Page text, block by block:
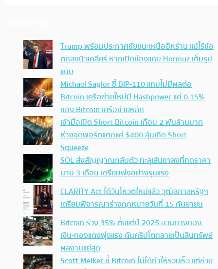
Trump พร้อมประกาศชัยชนะเหนืออิหร่าน แม้ไร้ข้อ
ตกลงนิวเคลียร์ หากเปิดช่องแคบ Hormuz เต็มรูป
แบบ
Michael Saylor ชี้ BIP-110 แทบไม่มีผลต่อ
Bitcoin เครือข่ายใหม่มี Hashpower แค่ 0.15%
ของ Bitcoin เครือข่ายหลัก
เจ้ามือเปิด Short Bitcoin เกือบ 2 พันล้านบาท
ห่างจุดพอร์ตแตกแค่ $400 ลุ้นเกิด Short
Squeeze
SOL ส่งสัญญาณกลับตัว ทะลุเส้นขาลงที่กดราคา
นาน 3 เดือน เตรียมพุ่งอย่างรุนแรง
CLARITY Act ได้วันโหวตใหม่แล้ว วุฒิสภาสหรัฐฯ
เตรียมพิจารณาร่างกฎหมายวันที่ 15 กันยายน
Bitcoin ร่วง 35% ตั้งแต่ปี 2025 สวนทางทอง-
เงิน-ทองแดงพุ่งแรง ดันคริปโตกลายเป็นสินทรัพย์
ผลงานแย่สุด
Scott Melker ชี้ Bitcoin ไม่ได้ทำให้รวยเร็ว แต่ช่วย